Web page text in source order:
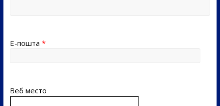
Е-пошта *
Веб место